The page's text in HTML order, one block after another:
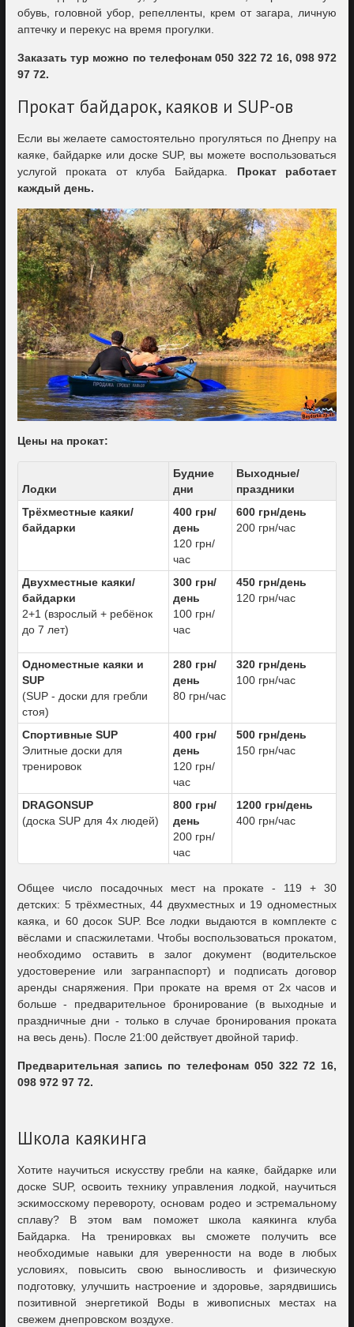
обувь, головной убор, репелленты, крем от загара, личную
аптечку и перекус на время прогулки.
Заказать тур можно по телефонам 050 322 72 16, 098 972
97 72.
Прокат байдарок, каяков и SUP-ов
Если вы желаете самостоятельно прогуляться по Днепру на
каяке, байдарке или доске SUP, вы можете воспользоваться
услугой проката от клуба Байдарка. Прокат работает
каждый день.
Цены на прокат:
Лодки
Будние
дни
Выходные/
праздники
Трёхместные каяки/
байдарки
400 грн/
день
120 грн/
час
600 грн/день
200 грн/час
Двухместные каяки/
байдарки
2+1 (взрослый + ребёнок
до 7 лет)
300 грн/
день
100 грн/
час
450 грн/день
120 грн/час
Одноместные каяки и
SUP
(SUP - доски для гребли
стоя)
280 грн/
день
80 грн/час
320 грн/день
100 грн/час
Спортивные SUP
Элитные доски для
тренировок
400 грн/
день
120 грн/
час
500 грн/день
150 грн/час
DRAGONSUP
(доска SUP для 4х людей)
800 грн/
день
200 грн/
час
1200 грн/день
400 грн/час
Общее число посадочных мест на прокате - 119 + 30
детских: 5 трёхместных, 44 двухместных и 19 одноместных
каяка, и 60 досок SUP. Все лодки выдаются в комплекте с
вёслами и спасжилетами. Чтобы воспользоваться прокатом,
необходимо оставить в залог документ (водительское
удостоверение или загранпаспорт) и подписать договор
аренды снаряжения. При прокате на время от 2х часов и
больше - предварительное бронирование (в выходные и
праздничные дни - только в случае бронирования проката
на весь день). После 21:00 действует двойной тариф.
Предварительная запись по телефонам 050 322 72 16,
098 972 97 72.
Школа каякинга
Хотите научиться искусству гребли на каяке, байдарке или
доске SUP, освоить технику управления лодкой, научиться
эскимосскому перевороту, основам родео и эстремальному
сплаву? В этом вам поможет школа каякинга клуба
Байдарка. На тренировках вы сможете получить все
необходимые навыки для уверенности на воде в любых
условиях, повысить свою выносливость и физическую
подготовку, улучшить настроение и здоровье, зарядвишись
позитивной энергетикой Воды в живописных местах на
свежем днепровском воздухе.